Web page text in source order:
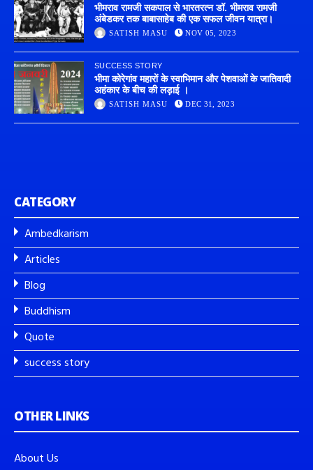
भीमराव रामजी सकपाल से भारतरत्न डॉ. भीमराव रामजी
अंबेडकर तक बाबासाहेब की एक सफल जीवन यात्रा।
SATISH MASU NOV 05, 2023
SUCCESS STORY
भीमा कोरेगांव महारों के स्वाभिमान और पेशवाओं के जातिवादी
अहंकार के बीच की लड़ाई ।
SATISH MASU DEC 31, 2023
CATEGORY
Ambedkarism
Articles
Blog
Buddhism
Quote
success story
OTHER LINKS
About Us